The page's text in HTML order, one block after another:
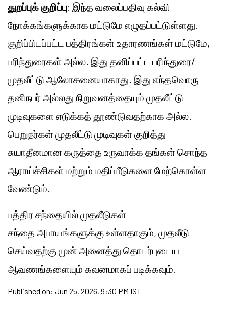
துறப்புக் குறிப்பு: இந்த வலைப்பதிவு கல்வி
நோக்கங்களுக்காக மட்டுமே எழுதப்பட்டுள்ளது.
குறிப்பிடப்பட்ட பத்திரங்கள் உதாரணங்கள் மட்டுமே,
பரிந்துரைகள் அல்ல. இது தனிப்பட்ட பரிந்துரை/
முதலீட்டுஆலோசனையாகாது. இது எந்தவொரு
தனிநபர் அல்லது நிறுவனத்தையும் முதலீட்டு
முடிவுகளை எடுக்கத் தூண்டுவதற்காக அல்ல.
பெறுநர்கள் முதலீட்டு முடிவுகள் குறித்து
சுயாதீனமான கருத்தை உருவாக்க தங்கள் சொந்த
ஆராய்ச்சிகள் மற்றும் மதிப்பீடுகளை மேற்கொள்ள
வேண்டும்.
பத்திர சந்தையில் முதலீடுகள்
சந்தை அபாயங்களுக்குஉள்ளதாகும், முதலீடு
செய்வதற்கு முன் அனைத்து தொடர்புடைய
ஆவணங்களையும் கவனமாகப் படிக்கவும்.
Published on: Jun 25, 2026, 9:30 PM IST